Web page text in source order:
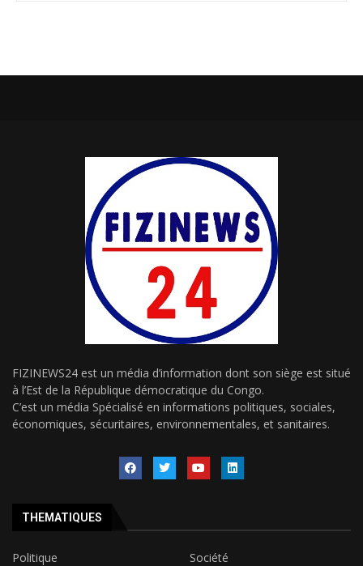
FIZINEWS24 est un média d’information dont son siège est situé
à l’Est de la République démocratique du Congo.
C’est un média Spécialisé en informations politiques, sociales,
économiques, sécuritaires, environnementales, et sanitaires.
THEMATIQUES
Politique
Société